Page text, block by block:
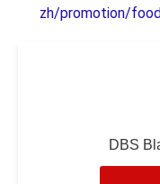
zh/promotion/
DBS